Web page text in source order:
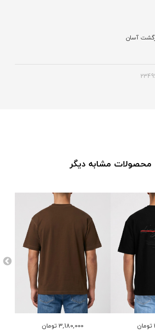
آسان
محصولات مشابه دیگر
3,180,000 تومان